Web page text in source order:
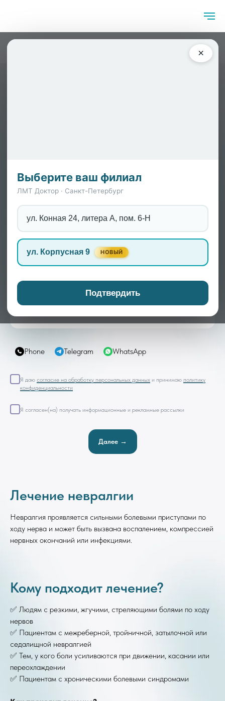
×
Выберите ваш филиал
ЛМТ Доктор · Санкт-Петербург
ул. Конная 24, литера А, пом. 6-Н
ул. Корпусная 9 НОВЫЙ
Подтвердить
Лечение невралгии неврологом в
неврологи в нашей клинике проводят комплексную
диагностику и лечение невралгии с применением
современных методов.
Наши преимущества:
✅ Опытные врачи-неврологи с многолетним стажем
✅ Комплексная диагностика: МРТ, УЗИ, ЭНМГ
✅ Эффективные методы лечения: медикаментозная терапия,
блокада, физиотерапия
Phone Telegram WhatsApp
Я даю согласие на обработку персональных данных и принимаю политику
конфиденциальности
Я согласен(на) получать информационные и рекламные рассылки
Далее →
Лечение невралгии
Невралгия проявляется сильными болевыми приступами по
ходу нерва и может быть вызвана воспалением, компрессией
нервных окончаний или инфекциями.
Кому подходит лечение?
✅ Людям с резкими, жгучими, стреляющими болями по ходу
нервов
✅ Пациентам с межреберной, тройничной, затылочной или
седалищной невралгией
✅ Тем, у кого боли усиливаются при движении, касании или
переохлаждении
✅ Пациентам с хроническими болевыми синдромами